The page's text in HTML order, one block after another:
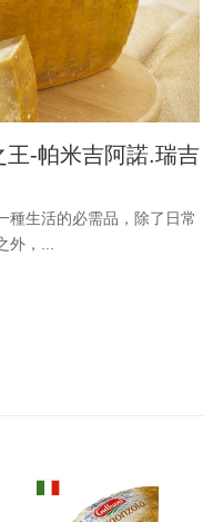
王-帕米吉阿諾.瑞吉
種生活的必需品，除了日常
，...